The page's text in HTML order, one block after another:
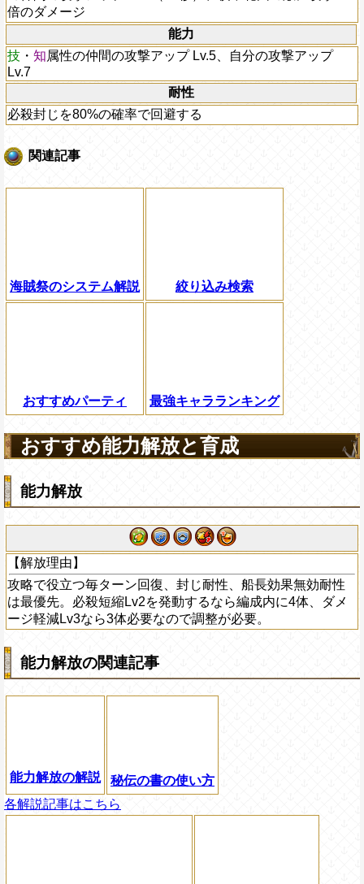
倍のダメージ
能力
技 ・ 知属性の仲間の攻撃アップ Lv.5、自分の攻撃アップ
Lv.7
耐性
必殺封じを80%の確率で回避する
関連記事
海賊祭のシステム解説 絞り込み検索
おすすめパーティ 最強キャラランキング
おすすめ能力解放と育成
能力解放
【解放理由】
攻略で役立つ毎ターン回復、封じ耐性、船長効果無効耐性
は最優先。必殺短縮Lv2を発動するなら編成内に4体、ダメ
ージ軽減Lv3なら3体必要なので調整が必要。
能力解放の関連記事
能力解放の解説
秘伝の書の使い方
各解説記事はこちら